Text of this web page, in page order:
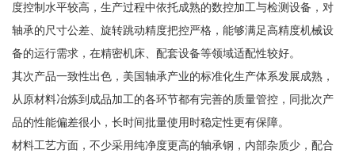
度控制水平较高，生产过程中依托成熟的数控加工与检测设备，对
轴承的尺寸公差、旋转跳动精度把控严格，能够满足高精度机械设
备的运行需求，在精密机床、配套设备等领域适配性较好。
其次产品一致性出色，美国轴承产业的标准化生产体系发展成熟，
从原材料冶炼到成品加工的各环节都有完善的质量管控，同批次产
品的性能偏差很小，长时间批量使用时稳定性更有保障。
材料工艺方面，不少采用纯净度更高的轴承钢，内部杂质少，配合